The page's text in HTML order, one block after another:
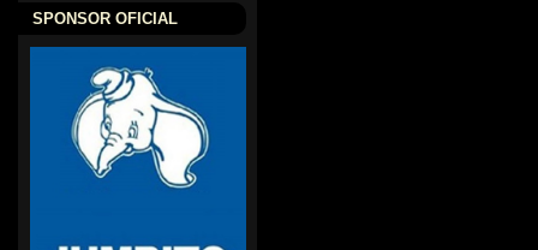
SPONSOR OFICIAL